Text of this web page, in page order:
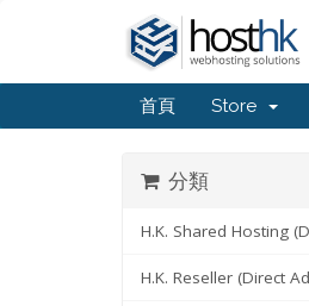
首頁 Store
分類
H.K. Shared Hosting
H.K. Reseller (Direct